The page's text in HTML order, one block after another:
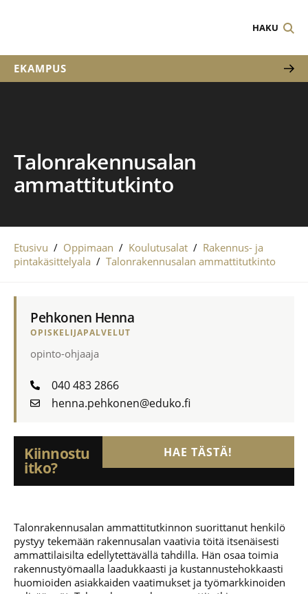
HAKU
EKAMPUS
Talonrakennusalan
ammattitutkinto
Etusivu / Oppimaan / Koulutusalat / Rakennus- ja
pintakäsittelyala / Talonrakennusalan ammattitutkinto
Pehkonen Henna
OPISKELIJAPALVELUT
opinto-ohjaaja
040 483 2866
henna.pehkonen@eduko.fi
Kiinnostu
itko?
HAE TÄSTÄ!
Talonrakennusalan ammattitutkinnon suorittanut henkilö
pystyy tekemään rakennusalan vaativia töitä itsenäisesti
ammattilaisilta edellytettävällä tahdilla. Hän osaa toimia
rakennustyömaalla laadukkaasti ja kustannustehokkaasti
huomioiden asiakkaiden vaatimukset ja työmarkkinoiden